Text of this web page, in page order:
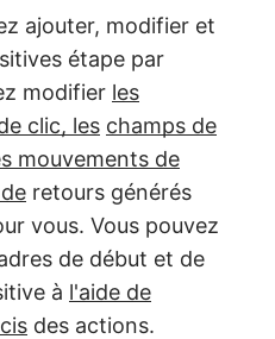
ajouter, modifier et
étape par
modifier les
clic, les champs de
mouvements de
retours générés
vous. Vous pouvez
de début et de
à l'aide de
des actions.